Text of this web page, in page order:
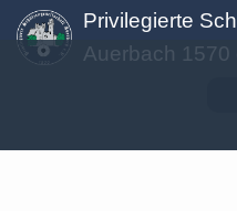
Zum
Privilegierte
Auerbach 1570